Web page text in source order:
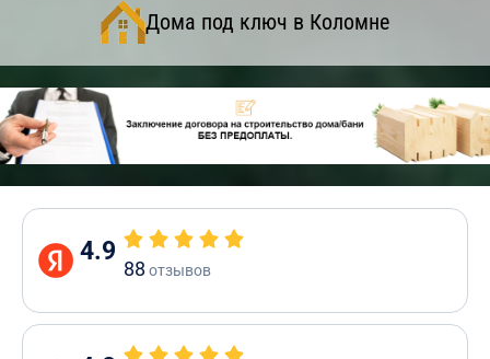
Дома под ключ в Коломне
4.9
88 отзывов